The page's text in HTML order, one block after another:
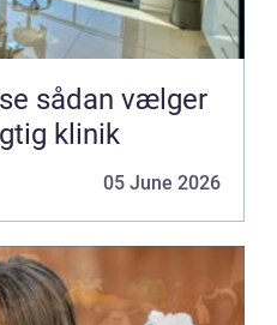
klinik
05 June 2026